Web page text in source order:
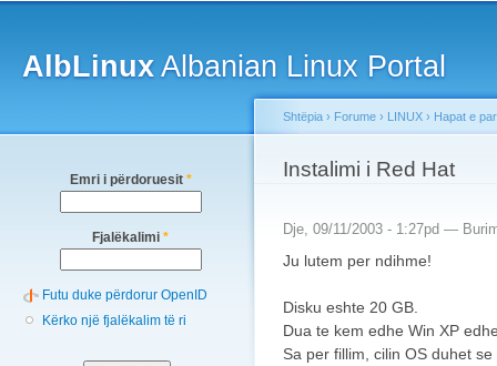
AlbLinuxAlbanian Linux Portal
Emri i përdoruesit *
Fjalëkalimi *
Futu duke përdorur OpenID
Kërko një fjalëkalim të ri
You are here
Shtëpia › Forume › LINUX › Hapat e
Instalimi i Red Hat
Dje, 09/11/2003 - 1:27pd —
Ju lutem per ndihme!
Disku eshte 20 GB.
Dua te kem edhe Win XP
Sa per fillim, cilin OS duhet